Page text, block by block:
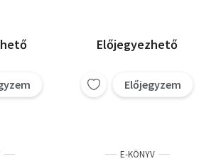
Előjegyezhető
Előjegyzem
E-KÖNYV